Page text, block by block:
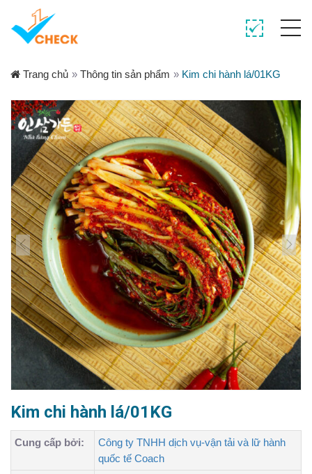
Trang chủ » Thông tin sản phẩm » Kim chi hành lá/01KG
Kim chi hành lá/01KG
Cung cấp bởi:
Công ty TNHH dịch vụ-vận tải và lữ hành
quốc tế Coach